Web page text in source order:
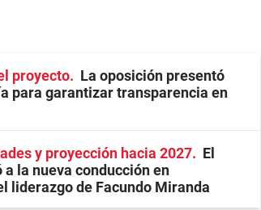
proyecto
La oposición presentó
para garantizar transparencia en
y proyección hacia 2027
El
a la nueva conducción en
liderazgo de Facundo Miranda